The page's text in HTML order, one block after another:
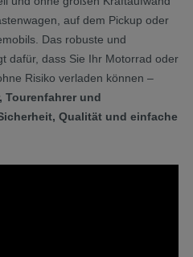
auf dem Pickup oder
Das robuste und
dafür, dass Sie Ihr Motorrad oder
Risiko verladen können –
Tourenfahrer und
Qualität und einfache